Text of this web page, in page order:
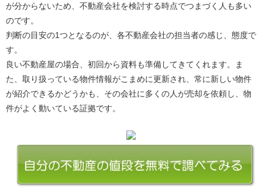
が分からないため、不動産会社を検討する時点でつまづく人も多い
のです。
判断の目安の1つとなるのが、各不動産会社の担当者の感じ、態度で
す。
良い不動産屋の場合、初回から資料も準備してきてくれます。ま
た、取り扱っている物件情報がこまめに更新され、常に新しい物件
が紹介できるかどうかも、その会社に多くの人が売却を依頼し、物
件がよく動いている証拠です。